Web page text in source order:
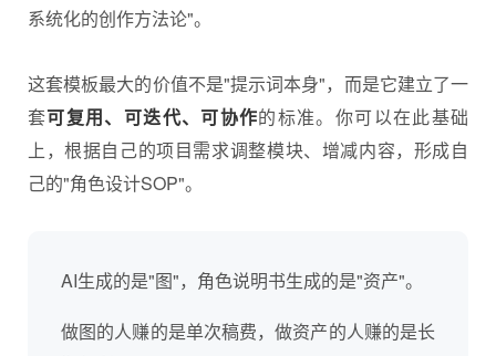
系统化的创作方法论"。
这套模板最大的价值不是"提示词本身"，而是它建立了一
套可复用、可迭代、可协作的标准。你可以在此基础
上，根据自己的项目需求调整模块、增减内容，形成自
己的"角色设计SOP"。
AI生成的是"图"，角色说明书生成的是"资产"。
做图的人赚的是单次稿费，做资产的人赚的是长